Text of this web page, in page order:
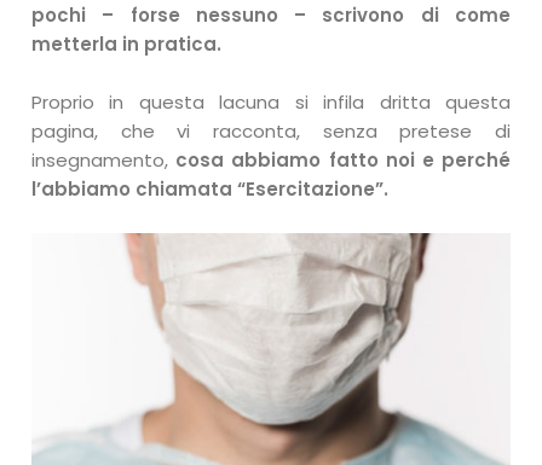
pochi – forse nessuno – scrivono di come
metterla in pratica.
Proprio in questa lacuna si infila dritta questa
pagina, che vi racconta, senza pretese di
insegnamento, cosa abbiamo fatto noi e perché
l’abbiamo chiamata “Esercitazione”.